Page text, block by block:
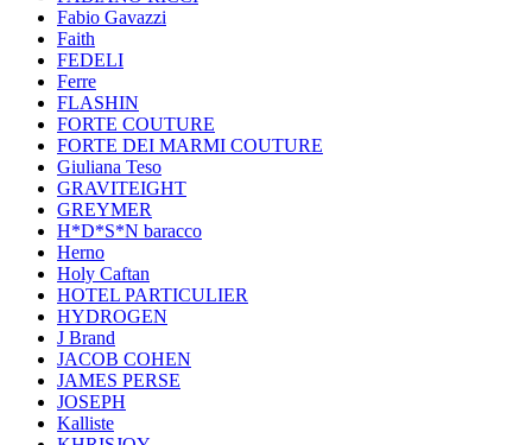
Fabio Gavazzi
Faith
FEDELI
Ferre
FLASHIN
FORTE COUTURE
FORTE DEI MARMI COUTURE
Giuliana Teso
GRAVITEIGHT
GREYMER
H*D*S*N baracco
Herno
Holy Caftan
HOTEL PARTICULIER
HYDROGEN
J Brand
JACOB COHEN
JAMES PERSE
JOSEPH
Kalliste